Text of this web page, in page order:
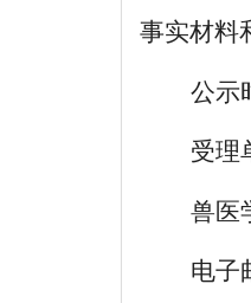
事实材料
公示
受理
兽医
电子